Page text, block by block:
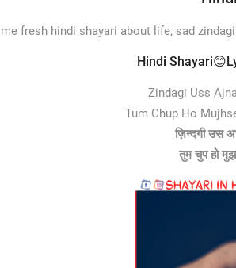
fresh hindi shayari about life, sad
Hindi
Zindagi Uss
Tum Chup Ho
ज़िन्दगी उस
तुम चुप हो